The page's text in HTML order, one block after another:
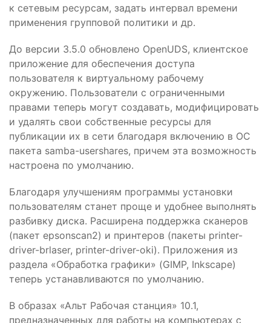
к сетевым ресурсам, задать интервал времени
применения групповой политики и др.
До версии 3.5.0 обновлено OpenUDS, клиентское
приложение для обеспечения доступа
пользователя к виртуальному рабочему
окружению. Пользователи с ограниченными
правами теперь могут создавать, модифицировать
и удалять свои собственные ресурсы для
публикации их в сети благодаря включению в ОС
пакета samba-usershares, причем эта возможность
настроена по умолчанию.
Благодаря улучшениям программы установки
пользователям станет проще и удобнее выполнять
разбивку диска. Расширена поддержка сканеров
(пакет epsonscan2) и принтеров (пакеты printer-
driver-brlaser, printer-driver-oki). Приложения из
раздела «Обработка графики» (GIMP, Inkscape)
теперь устанавливаются по умолчанию.
В образах «Альт Рабочая станция» 10.1,
предназначенных для работы на компьютерах с